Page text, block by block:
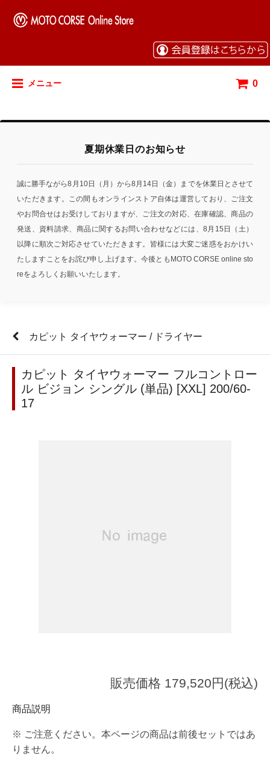
メニュー 0
夏期休業日のお知らせ
誠に勝手ながら8月10日（月）から8月14日（金）までを休業日とさせて
いただきます。この間もオンラインストア自体は運営しており、ご注文
やお問合せはお受けしておりますが、ご注文の対応、在庫確認、商品の
発送、資料請求、商品に関するお問い合わせなどには、8月15日（土）
以降に順次ご対応させていただきます。皆様には大変ご迷惑をおかけい
たしますことをお詫び申し上げます。今後ともMOTO CORSE online sto
reをよろしくお願いいたします。
カピット タイヤウォーマー / ドライヤー
カピット タイヤウォーマー フルコントロー
ル ビジョン シングル (単品) [XXL] 200/60-
17
販売価格 179,520円(税込)
商品説明
※ ご注意ください。本ページの商品は前後セットではあ
りません。